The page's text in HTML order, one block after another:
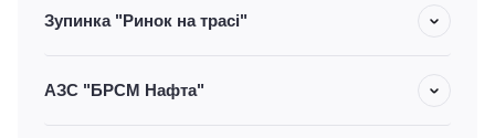
Зупинка "Ринок на трасі"
АЗС "БРСМ Нафта"